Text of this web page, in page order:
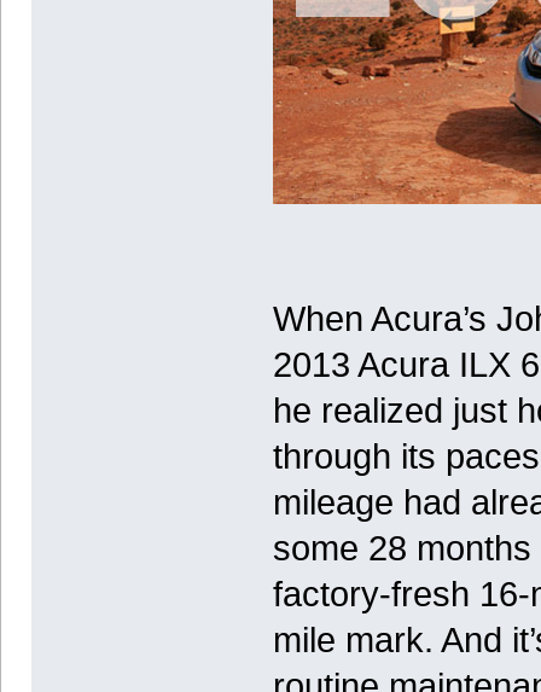
When Acura’s
2013 Acura ILX
he realized just
through its
mileage had
some 28
factory-fresh 16-
mile mark. And